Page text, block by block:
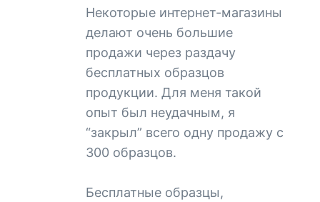
Некоторые интернет-магазины
делают очень большие
продажи через раздачу
бесплатных образцов
продукции. Для меня такой
опыт был неудачным, я
“закрыл” всего одну продажу с
300 образцов.
Бесплатные образцы,